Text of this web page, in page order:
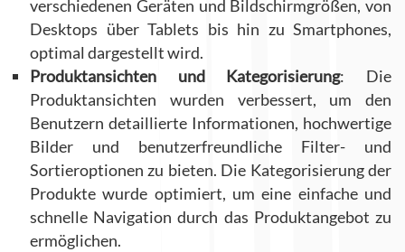
verschiedenen Geräten und Bildschirmgrößen, von
Desktops über Tablets bis hin zu Smartphones,
optimal dargestellt wird.
Produktansichten und Kategorisierung: Die
Produktansichten wurden verbessert, um den
Benutzern detaillierte Informationen, hochwertige
Bilder und benutzerfreundliche Filter- und
Sortieroptionen zu bieten. Die Kategorisierung der
Produkte wurde optimiert, um eine einfache und
schnelle Navigation durch das Produktangebot zu
ermöglichen.